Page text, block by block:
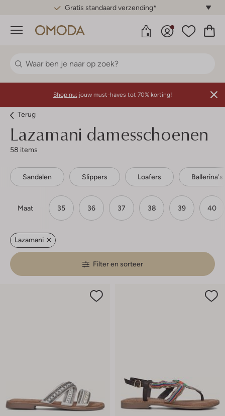
Gratis standaard verzending*
Menu
Shop nu: jouw must-haves tot 70% korting!
Terug
Lazamani damesschoenen
58 items
Sandalen Slippers Loafers Ballerina's
Maat 35 36 37 38 39 40
Lazamani
Filter en sorteer